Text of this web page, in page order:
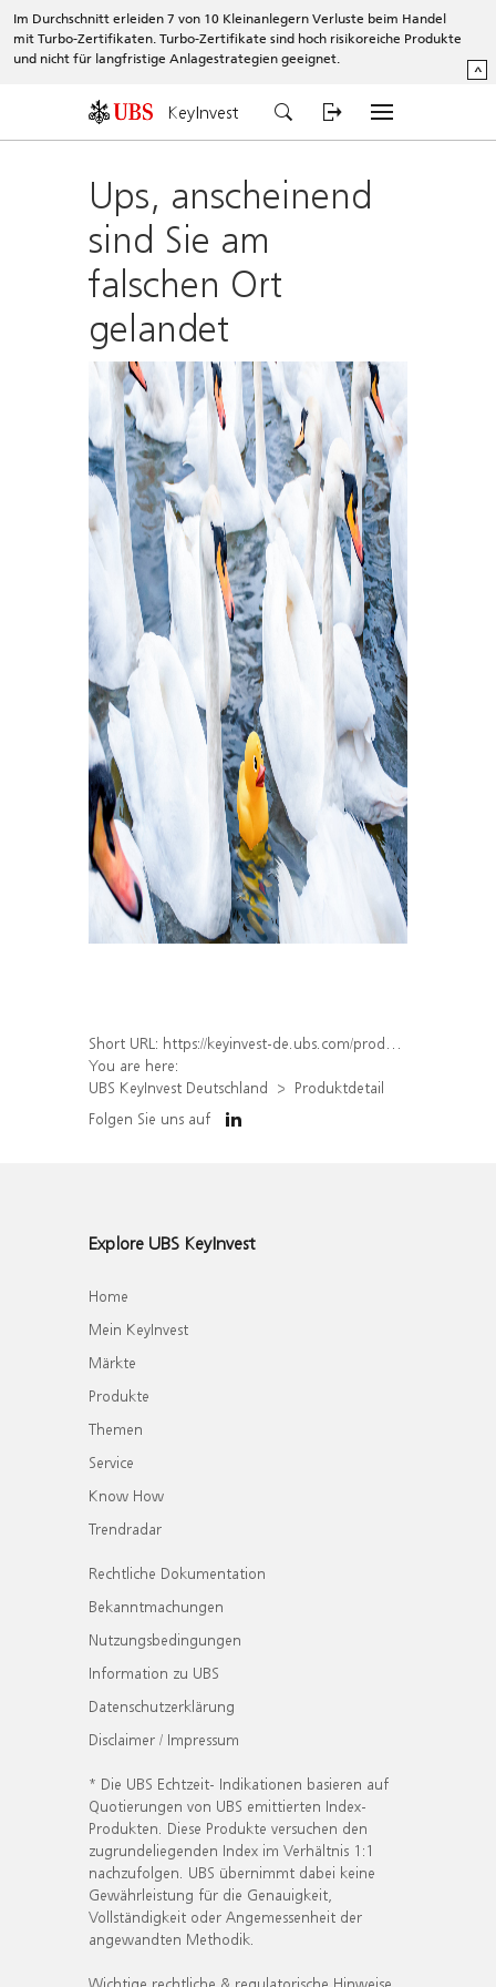
Im Durchschnitt erleiden 7 von 10 Kleinanlegern Verluste beim Handel
mit Turbo-Zertifikaten. Turbo-Zertifikate sind hoch risikoreiche Produkte
und nicht für langfristige Anlagestrategien geeignet.
^
KeyInvest
Ups, anscheinend
sind Sie am
falschen Ort
gelandet
Short URL: https://keyinvest-de.ubs.com/produkt/detail/index/isin/DE000WA5W097
You are here:
UBS KeyInvest Deutschland
Produktdetail
Folgen Sie uns auf
Explore UBS KeyInvest
Home
Mein KeyInvest
Märkte
Produkte
Themen
Service
Know How
Trendradar
Rechtliche Dokumentation
Bekanntmachungen
Nutzungsbedingungen
Information zu UBS
Datenschutzerklärung
Disclaimer / Impressum
* Die UBS Echtzeit- Indikationen basieren auf
Quotierungen von UBS emittierten Index-
Produkten. Diese Produkte versuchen den
zugrundeliegenden Index im Verhältnis 1:1
nachzufolgen. UBS übernimmt dabei keine
Gewährleistung für die Genauigkeit,
Vollständigkeit oder Angemessenheit der
angewandten Methodik.